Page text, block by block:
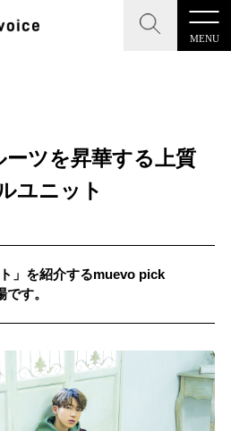
MENU
CLOSE
#女性SSW
ガーグループ #R&B/ソウル
CLOSE
音楽特化メディア
ツを昇華する上質
ユニット
」を紹介するmuevo pick
す。